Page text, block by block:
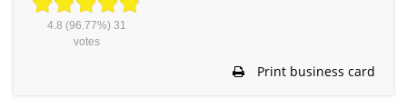
4.8 (96.77%) 31
votes
Print business card